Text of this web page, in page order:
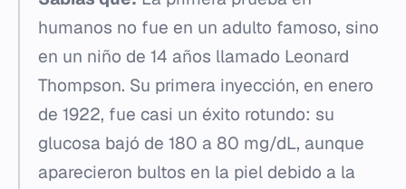
humanos no fue en un adulto famoso, sino
en un niño de 14 años llamado Leonard
Thompson. Su primera inyección, en enero
de 1922, fue casi un éxito rotundo: su
glucosa bajó de 180 a 80 mg/dL, aunque
aparecieron bultos en la piel debido a la